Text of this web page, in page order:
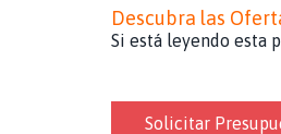
Descubra las
Si está leyendo esta
Solicitar